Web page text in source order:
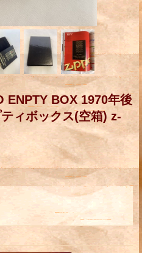
ENPTY BOX 1970年後
ィボックス(空箱) z-